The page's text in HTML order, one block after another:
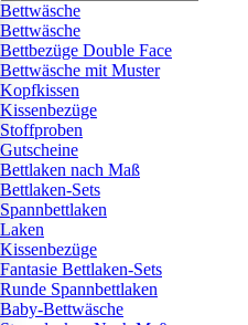
Bettwäsche
Bettwäsche
Bettbezüge Double Face
Bettwäsche mit Muster
Kopfkissen
Kissenbezüge
Stoffproben
Gutscheine
Bettlaken nach Maß
Bettlaken-Sets
Spannbettlaken
Laken
Kissenbezüge
Fantasie Bettlaken-Sets
Runde Spannbettlaken
Baby-Bettwäsche